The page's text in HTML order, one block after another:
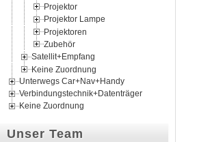
Projektor
Projektor Lampe
Projektoren
Zubehör
Satellit+Empfang
Keine Zuordnung
Unterwegs Car+Nav+Handy
Verbindungstechnik+Datenträger
Keine Zuordnung
Unser Team